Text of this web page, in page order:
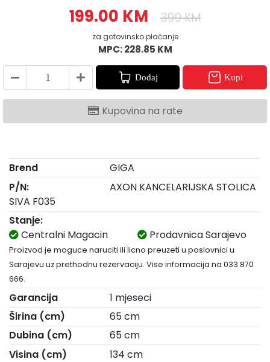
199.00 KM 399 KM
za gotovinsko plaćanje
MPC: 228.85 KM
Dodaj Kupi
Kupovina na rate
Brend
GIGA
P/N:
AXON KANCELARIJSKA STOLICA
SIVA F035
Stanje:
Centralni Magacin
Prodavnica Sarajevo
Proizvod je moguce naruciti ili licno preuzeti u poslovnici u
Sarajevu uz prethodnu rezervaciju. Vise informacija na 033 870
666.
Garancija
1 mjeseci
Širina (cm)
65 cm
Dubina (cm)
65 cm
Visina (cm)
134 cm